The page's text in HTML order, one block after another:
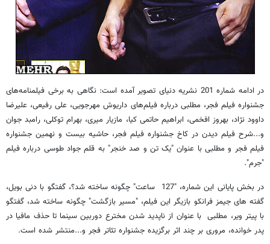
در ادامه شماره 201 نشریه دنیای تصویر آمده است: نگاهی به برخی فیلمنامه‌های
جشنواره فیلم فجر، مطلبی درباره فیلم‌های داریوش مهرجویی، علی رفیعی، علیرضا
داوود نژاد، بهروز افخمی، ابراهیم حاتمی کیا، مازیار میری، بهرام توکلی، رامبد جوان
و...شرح فیلم دیدن در کاخ جشنواره فیلم فجر، حاشیه بیست و نهمین جشنواره
فیلم فجر و مطلبی با عنوان "یک تن و صد خنجر" به قلم جواد طوسی درباره فیلم
"جرم".
در بخش پایانی این شماره، "127 ساعت" چگونه ساخته شد؟، گفتگو با دنی بویل،
گفته های جیمز فرانکو بازیگر این فیلم، "مسیر بازگشت" چگونه ساخته شد، گفتگو
با پیتر ویر، مطلبی با عنوان از ناپدید شدن مخترع دوربین سینما تا حذف مافیا در
پدر خوانده، مروری بر چند اثر برگزیده جشنواره تئاتر فجر و...منتشر شده است.